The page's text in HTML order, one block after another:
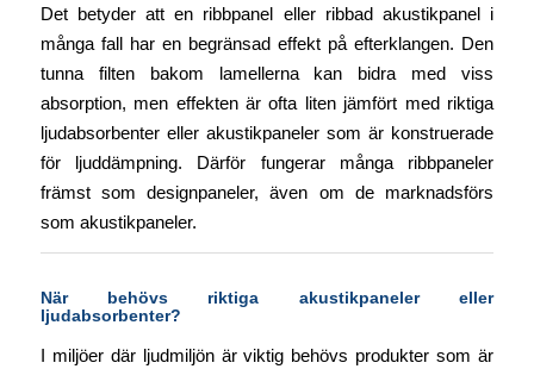
Det betyder att en ribbpanel eller ribbad akustikpanel i
många fall har en begränsad effekt på efterklangen. Den
tunna filten bakom lamellerna kan bidra med viss
absorption, men effekten är ofta liten jämfört med riktiga
ljudabsorbenter eller akustikpaneler som är konstruerade
för ljuddämpning. Därför fungerar många ribbpaneler
främst som designpaneler, även om de marknadsförs
som akustikpaneler.
När behövs riktiga akustikpaneler eller
ljudabsorbenter?
I miljöer där ljudmiljön är viktig behövs produkter som är